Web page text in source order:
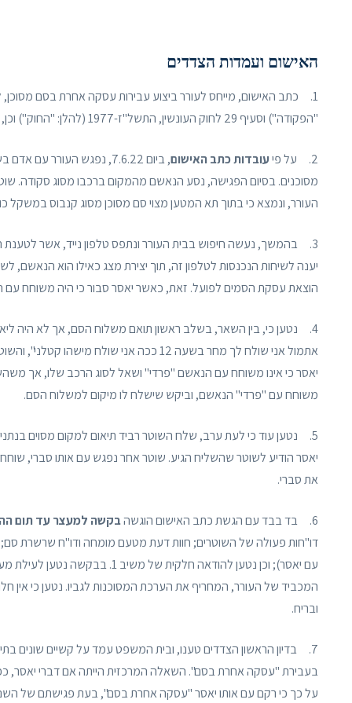
האישום ועמדות הצדדים
"הפקודה") וסעיף 29 לחוק העונשין, התשל"ז-1977 (להלן: "החוק") וכן, החזקת סמים שלא לצריכה עצמית לפי סעיף 7(א) ו7(ג) רישא לפקודה.
2. על פי עובדות כתב האישום
, ביום 7.6.22, נפגש
מסוכנים. בסיום הפגישה, נסע הנאשם מהמקום ברכבו מסוג סקודה.
העורר, ונמצא כי בתוך תא המטען מצוי סם מסוכן מסוג קנבוס במשקל כולל של 46.29 גרם נטו. טענת המדינה היא שסם זה הוחזק שלא
3. בהמשך, נעשה חיפוש בבית העורר ונתפס טלפון נייד, אשר
יענה לשיחות הנכנסות לטלפון זה, תוך יצירת מצג כאילו הוא
הוצאת עסקת הסמים לפועל. זאת, כאשר יאסר סבור כי היה משוחח עם
4. נטען כי, בין השאר, בשלב ראשון תואם משלוח הסם, אך לא היה
אתמול אני שולח לך מחר בשעה 12 ככה אני
יאסר כי אינו משוחח עם הנאשם "פרדי" ושאל לסוג הרכב שלו, אך
משוחח עם "פרדי" הנאשם, וביקש שישלח לו מיקום למשלוח הסם.
5. נטען עוד כי לעת ערב, שלח השוטר רביד תיאום למקום מסוים
את סברי.
6. בד בבד עם הגשת כתב האישום הוגשה
בקשה למעצר עד תום
דו"חות פעולה של השוטרים; חוות דעת מטעם מומחה ודו"ח שרשרת סם;
עם יאסר); וכן נטען להודאה
המכביד של העורר, המחריף את הערכת המסוכנות לגביו. נטען כי אין
ובריח.
7. בדיון הראשון הצדדים טענו, ובית המשפט עמד על קשיים שונים
בעבירת "עסקה אחרת בסם". השאלה המרכזית הייתה אם דברי יאסר,
על כך כי רקם עם אותו יאסר "עסקה אחרת בסם", בעת פגישתם של